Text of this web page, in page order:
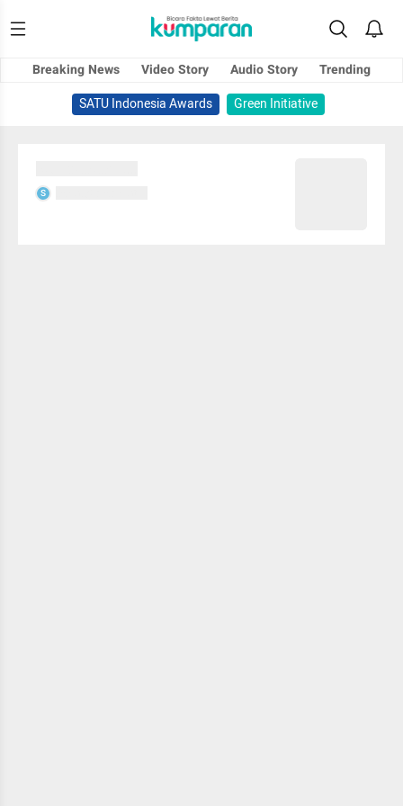
Breaking News Video Story Audio Story
Trending
SATU Indonesia Awards
Green Initiative
S